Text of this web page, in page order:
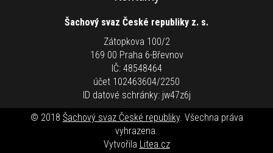
Šachový svaz České republiky z. s.
Zátopkova 100/2
169 00 Praha 6-Břevnov
IČ: 48548464
účet 102463604/2250
ID datové schránky: jw47z6j
© 2018 Šachový svaz České republiky. Všechna práva
vyhrazena.
Vytvořila Litea.cz